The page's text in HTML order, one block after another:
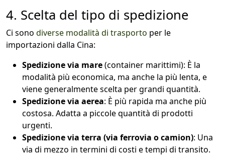
4. Scelta del tipo di spedizione
Ci sono diverse modalità di trasporto per le
importazioni dalla Cina:
Spedizione via mare(container marittimi): È la
modalità più economica, ma anche la più lenta, e
viene generalmente scelta per grandi quantità.
Spedizione via aerea: È più rapida ma anche più
costosa. Adatta a piccole quantità di prodotti
urgenti.
Spedizione via terra (via ferrovia o camion): Una
via di mezzo in termini di costi e tempi di transito.